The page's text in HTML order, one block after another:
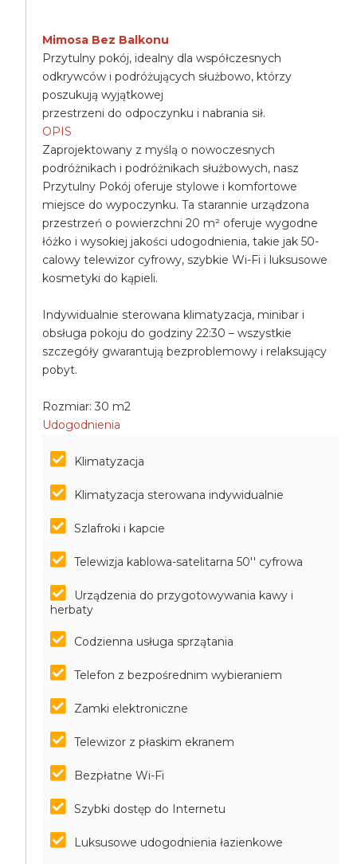
Mimosa Bez Balkonu
Przytulny pokój, idealny dla współczesnych
odkrywców i podróżujących służbowo, którzy
poszukują wyjątkowej
przestrzeni do odpoczynku i nabrania sił.
OPIS
Zaprojektowany z myślą o nowoczesnych
podróżnikach i podróżnikach służbowych, nasz
Przytulny Pokój oferuje stylowe i komfortowe
miejsce do wypoczynku. Ta starannie urządzona
przestrzeń o powierzchni 20 m² oferuje wygodne
łóżko i wysokiej jakości udogodnienia, takie jak 50-
calowy telewizor cyfrowy, szybkie Wi-Fi i luksusowe
kosmetyki do kąpieli.
Indywidualnie sterowana klimatyzacja, minibar i
obsługa pokoju do godziny 22:30 – wszystkie
szczegóły gwarantują bezproblemowy i relaksujący
pobyt.
Rozmiar: 30 m2
Udogodnienia
Klimatyzacja
Klimatyzacja sterowana indywidualnie
Szlafroki i kapcie
Telewizja kablowa-satelitarna 50'' cyfrowa
Urządzenia do przygotowywania kawy i
herbaty
Codzienna usługa sprzątania
Telefon z bezpośrednim wybieraniem
Zamki elektroniczne
Telewizor z płaskim ekranem
Bezpłatne Wi-Fi
Szybki dostęp do Internetu
Luksusowe udogodnienia łazienkowe